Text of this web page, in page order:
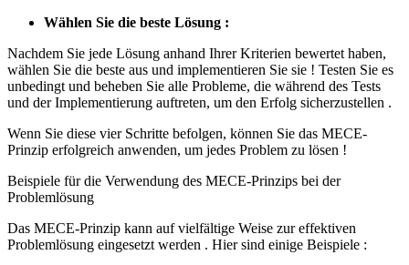
Wählen Sie die beste Lösung :
Nachdem Sie jede Lösung anhand Ihrer Kriterien bewertet haben,
wählen Sie die beste aus und implementieren Sie sie ! Testen Sie es
unbedingt und beheben Sie alle Probleme, die während des Tests
und der Implementierung auftreten, um den Erfolg sicherzustellen .
Wenn Sie diese vier Schritte befolgen, können Sie das MECE-
Prinzip erfolgreich anwenden, um jedes Problem zu lösen !
Beispiele für die Verwendung des MECE-Prinzips bei der
Problemlösung
Das MECE-Prinzip kann auf vielfältige Weise zur effektiven
Problemlösung eingesetzt werden . Hier sind einige Beispiele :